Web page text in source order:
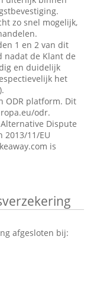
zo snel mogelijk,
1 en 2 van dit
nadat de Klant de
en duidelijk
het
ODR platform. Dit
odr.
Dispute
11/EU
is
afgesloten bij: